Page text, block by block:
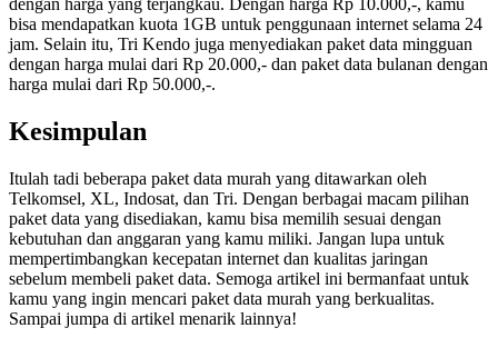
dengan harga yang terjangkau. Dengan harga Rp 10.000,-, kamu
bisa mendapatkan kuota 1GB untuk penggunaan internet selama 24
jam. Selain itu, Tri Kendo juga menyediakan paket data mingguan
dengan harga mulai dari Rp 20.000,- dan paket data bulanan dengan
harga mulai dari Rp 50.000,-.
Kesimpulan
Itulah tadi beberapa paket data murah yang ditawarkan oleh
Telkomsel, XL, Indosat, dan Tri. Dengan berbagai macam pilihan
paket data yang disediakan, kamu bisa memilih sesuai dengan
kebutuhan dan anggaran yang kamu miliki. Jangan lupa untuk
mempertimbangkan kecepatan internet dan kualitas jaringan
sebelum membeli paket data. Semoga artikel ini bermanfaat untuk
kamu yang ingin mencari paket data murah yang berkualitas.
Sampai jumpa di artikel menarik lainnya!